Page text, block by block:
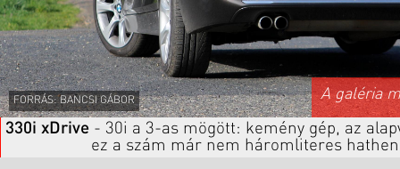
FORRÁS: BANCSI GÁBOR A galéria
330i xDrive - 30i a 3-as mögött: kemény gép, az
ez a szám már nem háromliteres